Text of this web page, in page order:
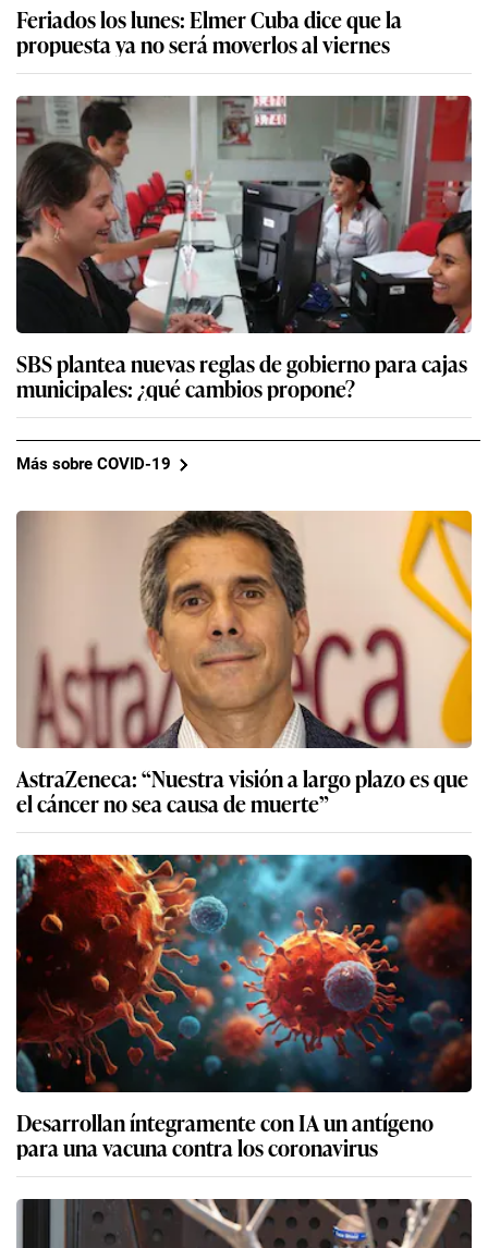
Feriados los lunes: Elmer Cuba dice que la
propuesta ya no será moverlos al viernes
SBS plantea nuevas reglas de gobierno para cajas
municipales: ¿qué cambios propone?
Más sobre COVID-19
AstraZeneca: “Nuestra visión a largo plazo es que
el cáncer no sea causa de muerte”
Desarrollan íntegramente con IA un antígeno
para una vacuna contra los coronavirus